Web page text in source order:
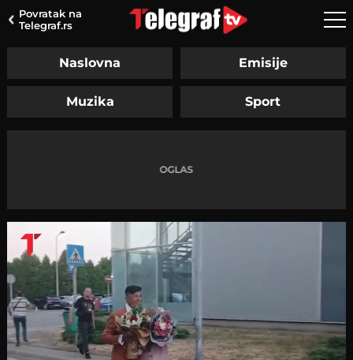
Povratak na
Telegraf.rs
Naslovna Emisije
Muzika Sport